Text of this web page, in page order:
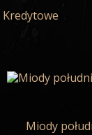
Miody